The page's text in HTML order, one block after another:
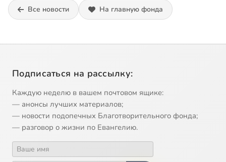
Все новости На главную фонда
Подписаться на рассылку:
Каждую неделю в вашем почтовом ящике:
— анонсы лучших материалов;
— новости подопечных Благотворительного фонда;
— разговор о жизни по Евангелию.